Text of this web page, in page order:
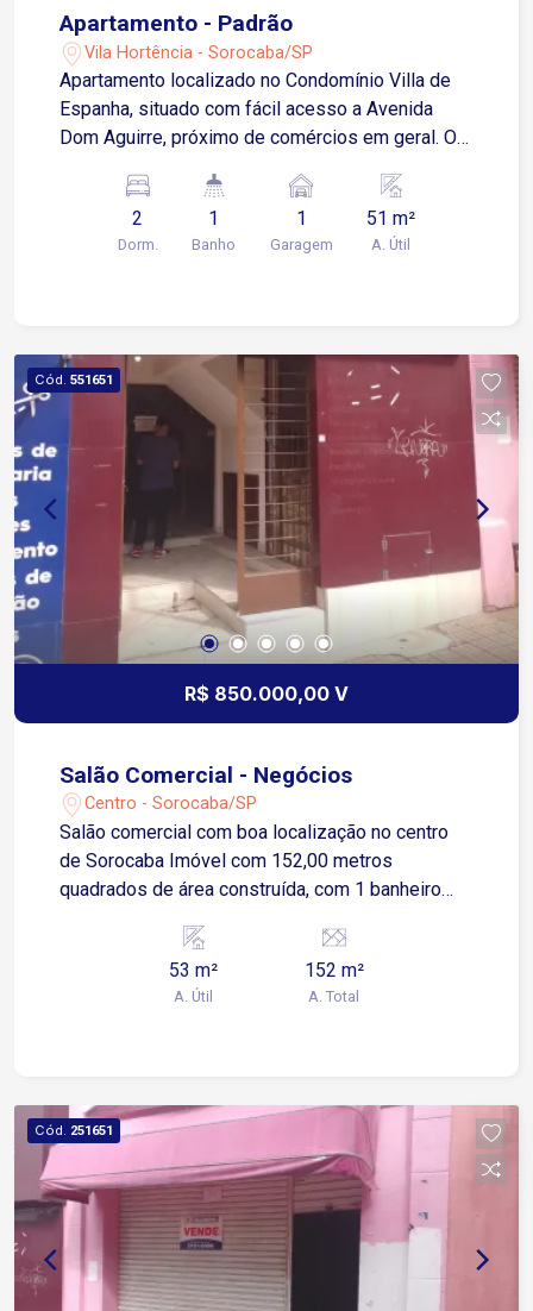
Apartamento - Padrão
Vila Hortência - Sorocaba/SP
Apartamento localizado no Condomínio Villa de
Espanha, situado com fácil acesso a Avenida
Dom Aguirre, próximo de comércios em geral. O
cozinha com armários, 2 dormitórios, banheiro
social, área de serviço e 1 vaga de garagem
descoberta. O condomínio conta com área de
2
Dorm.
1
Banho
1
Garagem
51 m²
A. Útil
Cód. 551651
R$ 850.000,00 V
Salão Comercial - Negócios
Centro - Sorocaba/SP
Salão comercial com boa localização no centro
de Sorocaba Imóvel com 152,00 metros
quadrados de área construída, com 1 banheiro
revertido para 2 escritórios.
53 m²
A. Útil
152 m²
A. Total
Cód. 251651